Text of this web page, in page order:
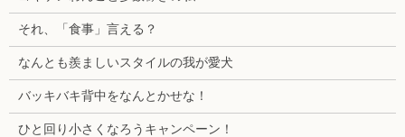
それ、「食事」言える？
なんとも羨ましいスタイルの我が愛犬
バッキバキ背中をなんとかせな！
ひと回り小さくなろうキャンペーン！